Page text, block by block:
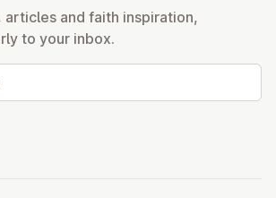
articles and faith inspiration,
to your inbox.